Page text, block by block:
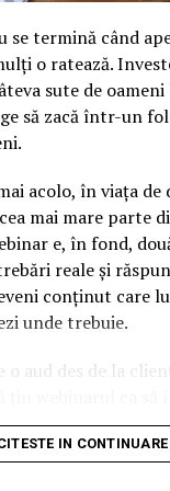
se termină când
o ratează.
sute de
să zacă într-un
acolo, în viața de
mai mare parte
e, în fond,
reale și
conținut care
unde trebuie.
aud des de la
lead-uri pe
contează, dar nu
IN CONTINUARE